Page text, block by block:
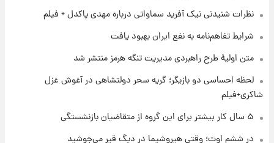
شد؛ تیکدری، محبی و سرگیف با اعداد ویژه
جزئیات فعال‌سازی «کیف پول ایران» اعلام
شد+فیلم
تغییر تند قیمت محصولات ایران‌خودرو و سایپا
امروز پنجشنبه ۱۵ مرداد ۱۴۰۵ +جدول
نظرات شنیدنی نیک آفرید سماواتی درباره مهدی پاکدل + فیلم
شرایط تفاهم‌نامه به نفع ایران بهبود یافت
متن اولیۀ طرح راهبردی مدیریت تنگه هرمز منتشر شد
لحظه احساسی دو بازیگر؛ گریه سحر دولتشاهی در آغوش غزل
شاکری+فیلم
۵ سال کار بیشتر برای این گروه از متقاضیان بازنشستگی
در ششم اوت؛ وقتی هیروشیما در دیگ قیر می‌جوشید